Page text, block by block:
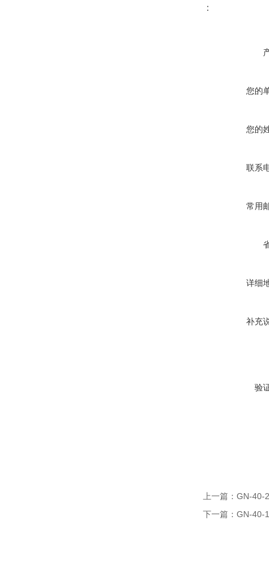
：
您的
您的
联系
常用
详细
补充
验
上一篇： GN-40-
下一篇： GN-40-